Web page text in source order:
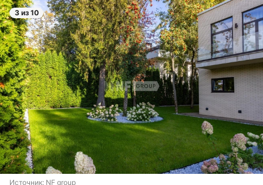
3 из 10
Источник: NF group